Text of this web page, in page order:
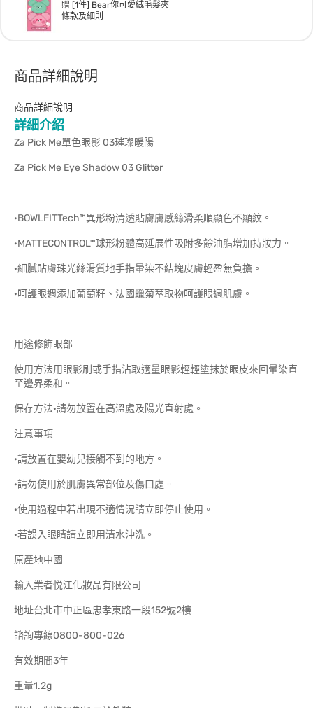
贈 [1件] Bear你可愛絨毛髮夾
條款及細則
商品詳細說明
商品詳細說明
詳細介紹
Za Pick Me單色眼影 03璀璨暖陽
Za Pick Me Eye Shadow 03 Glitter
·BOWLFITTech™異形粉清透貼膚膚感絲滑柔順顯色不顯紋。
·MATTECONTROL™球形粉體高延展性吸附多餘油脂增加持妝力。
·細膩貼膚珠光絲滑質地手指暈染不結塊皮膚輕盈無負擔。
·呵護眼週添加葡萄籽、法國蠟菊萃取物呵護眼週肌膚。
用途修飾眼部
使用方法用眼影刷或手指沾取適量眼影輕輕塗抹於眼皮來回暈染直
至邊界柔和。
保存方法·請勿放置在高溫處及陽光直射處。
注意事項
·請放置在嬰幼兒接觸不到的地方。
·請勿使用於肌膚異常部位及傷口處。
·使用過程中若出現不適情況請立即停止使用。
·若誤入眼睛請立即用清水沖洗。
原產地中國
輸入業者悦江化妝品有限公司
地址台北市中正區忠孝東路一段152號2樓
諮詢專線0800-800-026
有效期間3年
重量1.2g